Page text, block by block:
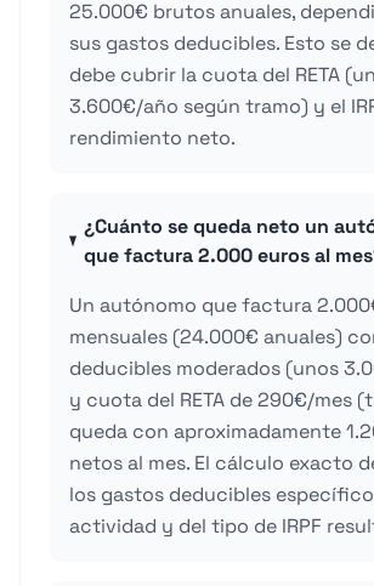
25.000€ brutos anuales,
sus gastos deducibles. Esto se
debe cubrir la cuota del RETA
3.600€/año según tramo) y el
rendimiento neto.
¿Cuánto se queda neto un
que factura 2.000 euros al
Un autónomo que factura
mensuales (24.000€ anuales)
deducibles moderados (unos
y cuota del RETA de 290€/mes
queda con aproximadamente
netos al mes. El cálculo exacto
los gastos deducibles
actividad y del tipo de IRPF